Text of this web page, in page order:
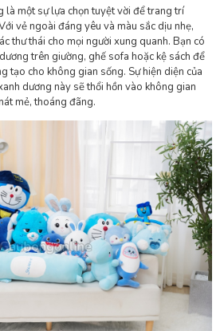
là một sự lựa chọn tuyệt vời để trang trí
vẻ ngoài đáng yêu và màu sắc dịu nhẹ,
thư thái cho mọi người xung quanh. Bạn có
trên giường, ghế sofa hoặc kệ sách để
tạo cho không gian sống. Sự hiện diện của
dương này sẽ thổi hồn vào không gian
mẻ, thoáng đãng.